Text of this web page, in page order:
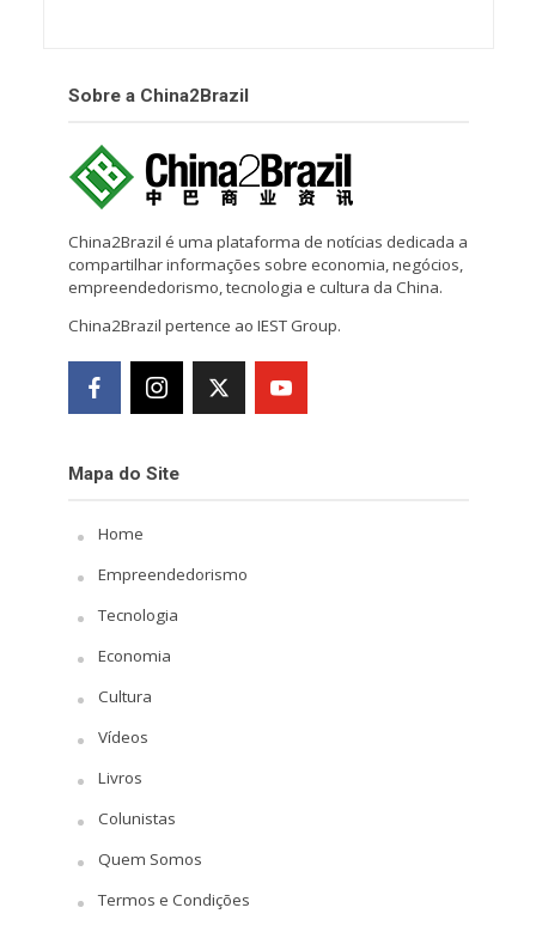
Sobre a China2Brazil
China2Brazil é uma plataforma de notícias dedicada a
compartilhar informações sobre economia, negócios,
empreendedorismo, tecnologia e cultura da China.
China2Brazil pertence ao IEST Group.
Mapa do Site
Home
Empreendedorismo
Tecnologia
Economia
Cultura
Vídeos
Livros
Colunistas
Quem Somos
Termos e Condições